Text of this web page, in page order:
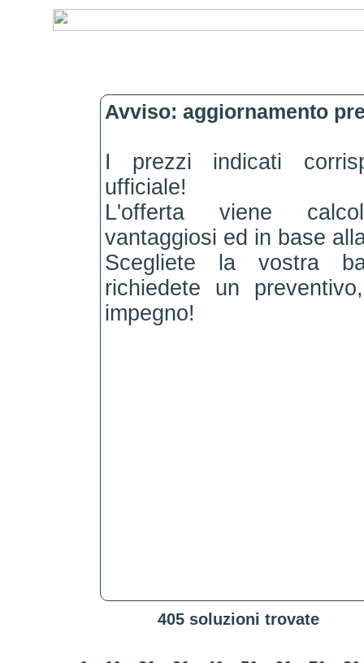
Avviso: aggiornamento
I prezzi indicati
ufficiale!
L'offerta viene
vantaggiosi ed in base
Scegliete la vostra
richiedete un
impegno!
405 soluzioni trovate